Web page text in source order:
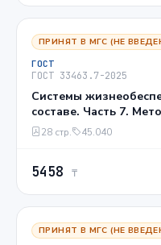
ПРИНЯТ В МГС (НЕ
ГОСТ
ГОСТ 33463.7-2025
Системы
составе. Часть 7.
эргономических
28 стр. 45.040
5458 ₸
ПРИНЯТ В МГС (НЕ